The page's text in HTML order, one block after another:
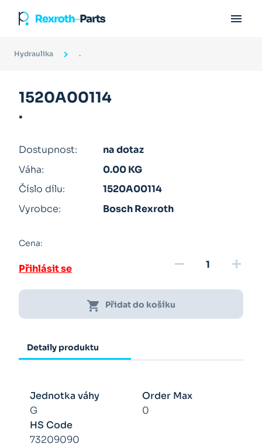

Hydraulika .
1520A00114
.
Dostupnost:
na dotaz
Váha:
0.00 KG
Číslo dílu:
1520A00114
Vyrobce:
Bosch Rexroth
Cena:
Přihlásit se remove add
shopping_cart Přidat do košíku
Detaily produktu
Jednotka váhy
G
Order Max
0
HS Code
73209090